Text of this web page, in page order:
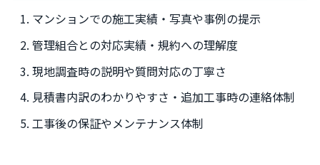
マンションでの施工実績・写真や事例の提示
管理組合との対応実績・規約への理解度
現地調査時の説明や質問対応の丁寧さ
見積書内訳のわかりやすさ・追加工事時の連絡体制
工事後の保証やメンテナンス体制